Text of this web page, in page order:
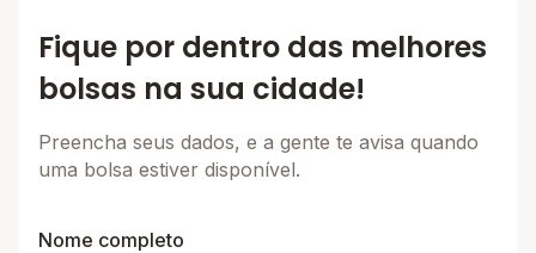
Fique por dentro das melhores
bolsas na sua cidade!
Preencha seus dados, e a gente te avisa quando
uma bolsa estiver disponível.
Nome completo